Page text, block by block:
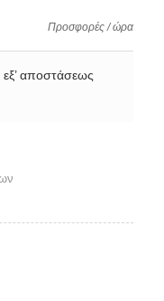
Προσφορές / ώρα
αποστάσεως